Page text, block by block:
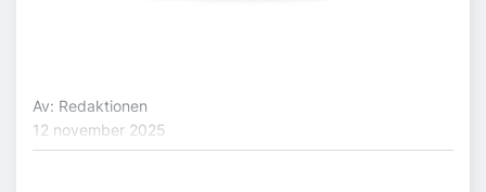
Av: Redaktionen
12 november 2025